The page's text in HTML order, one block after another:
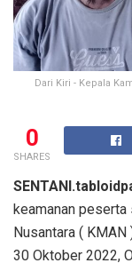
Dari Kiri - Kepala
0
SHARES
keamanan
Nusantara (
30 Oktober 2022,